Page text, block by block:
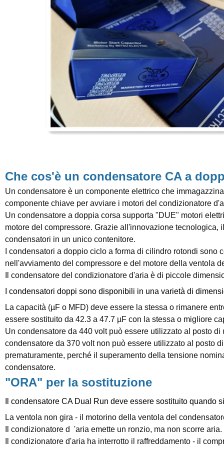
Che cos'è un condensatore CA a
Un condensatore è un componente elettrico che
componente chiave per avviare i motori del condizionatore
Un condensatore a doppia corsa supporta "DUE" motori
motore del compressore. Grazie all'innovazione
condensatori in un unico contenitore.
I condensatori a doppio ciclo a forma di cilindro rotondi
nell'avviamento del compressore e del motore della ventola
Il condensatore del condizionatore d'aria è di piccole
I condensatori doppi sono disponibili in una varietà di
La capacità (µF o MFD) deve essere la stessa o rimanere
essere sostituito da 42.3 a 47.7 µF con la stessa o migliore
Un condensatore da 440 volt può essere utilizzato al posto
condensatore da 370 volt non può essere utilizzato al posto
prematuramente, perché il superamento della tensione
condensatore.
"ORA" per la sostituzione
Il condensatore CA Dual Run deve essere sostituito quando
La ventola non gira - il motorino della ventola del
Il condizionatore d 'aria emette un ronzio, ma non scorre aria.
Il condizionatore d'aria ha interrotto il raffreddamento - il